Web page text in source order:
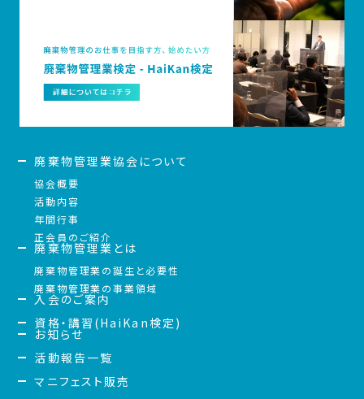
廃棄物管理業協会について
協会概要
活動内容
年間行事
正会員のご紹介
廃棄物管理業とは
廃棄物管理業の誕生と必要性
廃棄物管理業の事業領域
入会のご案内
資格・講習(HaiKan検定)
お知らせ
活動報告一覧
マニフェスト販売